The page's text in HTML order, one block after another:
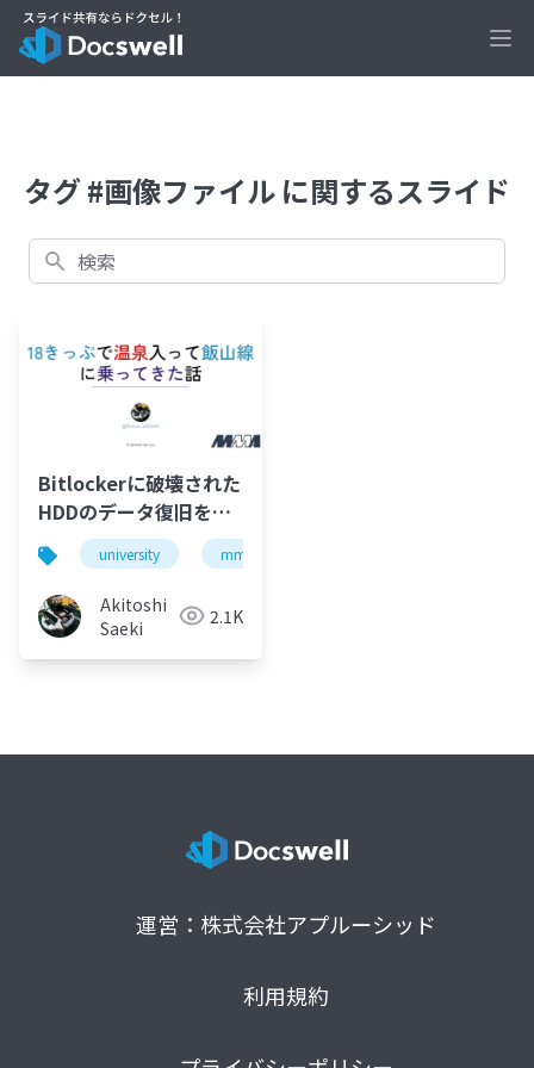
タグ #画像ファイル に関するスライド
検索
Bitlockerに破壊された
HDDのデータ復旧をし
た話
university mma
Akitoshi
Saeki
2.1K
運営：株式会社アプルーシッド
利用規約